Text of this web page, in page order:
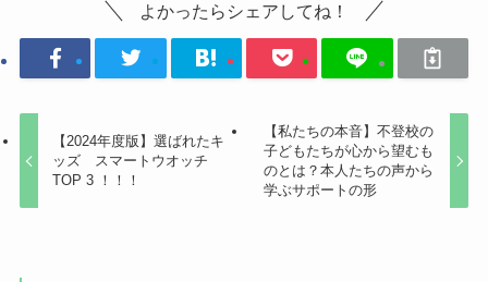
よかったらシェアしてね！
【2024年度版】選ばれたキ
ッズ スマートウオッチ
TOP 3 ！！！
【私たちの本音】不登校の
子どもたちが心から望むも
のとは？本人たちの声から
学ぶサポートの形